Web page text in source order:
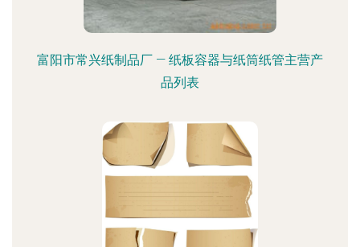
富阳市常兴纸制品厂 — 纸板容器与纸筒纸管主营产
品列表